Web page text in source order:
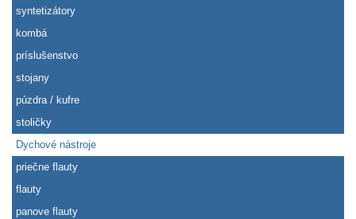
syntetizátory
kombá
príslušenstvo
stojany
púzdra / kufre
stoličky
Dychové nástroje
priečne flauty
flauty
panove flauty